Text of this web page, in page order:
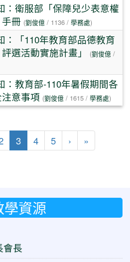
：衛服部「保障兒少表意權
冊 (劉俊億 / 1136 / 學務處)
：「110年教育部品德教育
選活動實施計畫」
(劉俊億 /
：教育部-110年暑假期間各
意事項 (劉俊億 / 1615 / 學務處)
3(目前頁次)
4 5 › 下一頁
»
學資源
會長